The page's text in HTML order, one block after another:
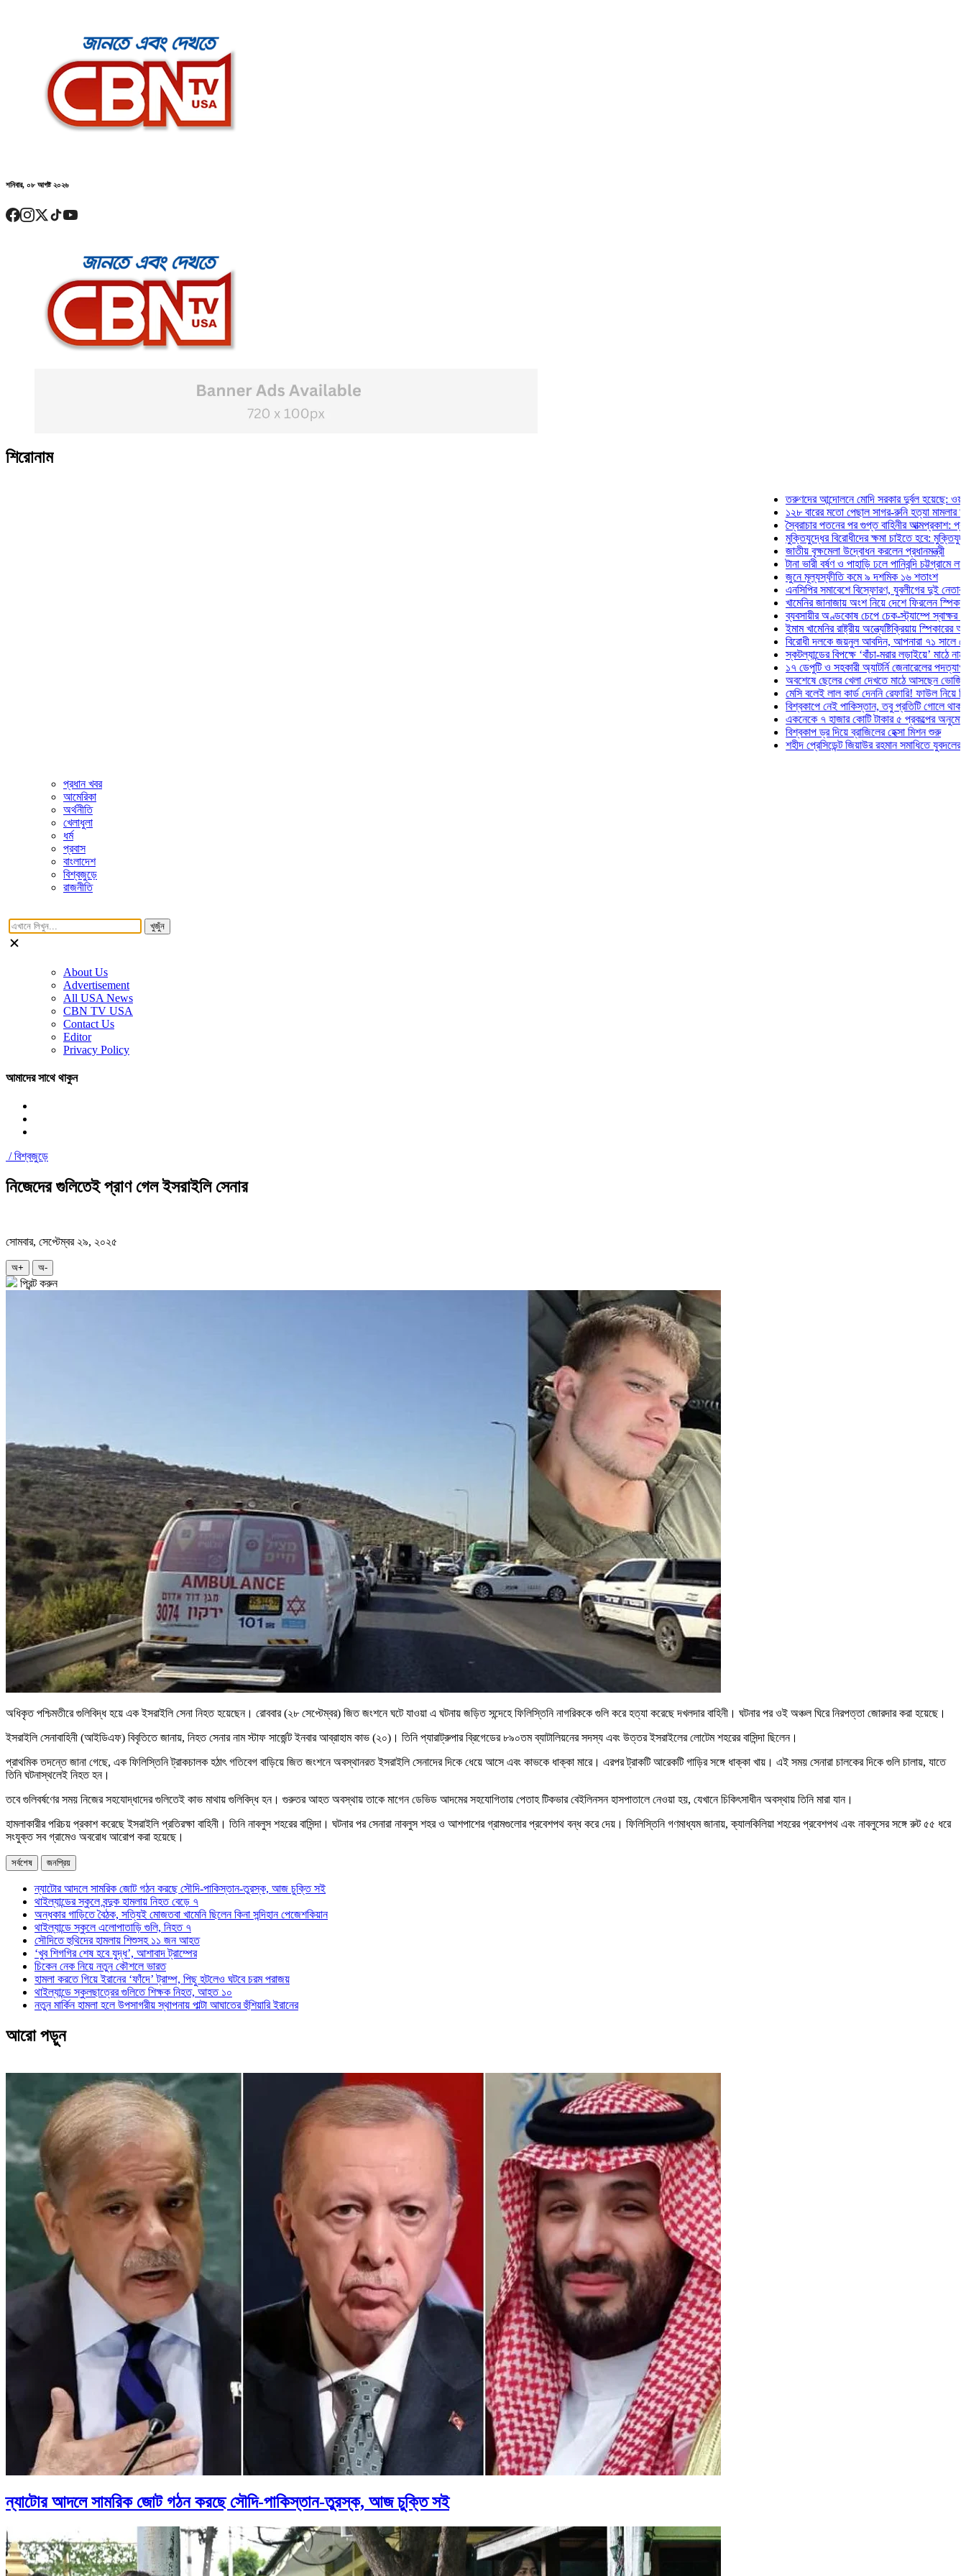
শনিবার, ০৮ আগষ্ট ২০২৬
শিরোনাম
তরুণদের আন্দোলনে মোদি সরকার দুর্বল হয়েছে: ওয়াংচুক
১২৮ বারের মতো পেছাল সাগর-রুনি হত্যা মামলার তদন্ত
স্বৈরাচার পতনের পর গুপ্ত বাহিনীর আত্মপ্রকাশ: প্রধানমন্ত্রী
মুক্তিযুদ্ধের বিরোধীদের ক্ষমা চাইতে হবে: মুক্তিযুদ্ধবিষয়ক
জাতীয় বৃক্ষমেলা উদ্বোধন করলেন প্রধানমন্ত্রী
টানা ভারী বর্ষণ ও পাহাড়ি ঢলে পানিবন্দি চট্টগ্রামে লাখো মানুষ
জুনে মূল্যস্ফীতি কমে ৯ দশমিক ১৬ শতাংশ
এনসিপির সমাবেশে বিস্ফোরণ, যুবলীগের দুই নেতাকর্মী
খামেনির জানাজায় অংশ নিয়ে দেশে ফিরলেন স্পিকার হাফিজ
ব্যবসায়ীর অণ্ডকোষ চেপে চেক-স্ট্যাম্পে স্বাক্ষর নিলেন
ইমাম খামেনির রাষ্ট্রীয় অন্ত্যেষ্টিক্রিয়ায় স্পিকারের অংশগ্রহণ
বিরোধী দলকে জয়নুল আবদিন, আপনারা ৭১ সালে কোথায়
স্কটল্যান্ডের বিপক্ষে ‘বাঁচা-মরার লড়াইয়ে’ মাঠে নামছে ব্রাজিল
১৭ ডেপুটি ও সহকারী অ্যাটর্নি জেনারেলের পদত্যাগ
অবশেষে ছেলের খেলা দেখতে মাঠে আসছেন ভোজিনহার মা
মেসি বলেই লাল কার্ড দেননি রেফারি! ফাউল নিয়ে বিতর্ক
বিশ্বকাপে নেই পাকিস্তান, তবু প্রতিটি গোলে থাকবে তাদের
একনেকে ৭ হাজার কোটি টাকার ৫ প্রকল্পের অনুমোদন
বিশ্বকাপ ড্র দিয়ে ব্রাজিলের হেক্সা মিশন শুরু
শহীদ প্রেসিডেন্ট জিয়াউর রহমান সমাধিতে যুবদলের শ্রদ্ধা
প্রধান খবর
আমেরিকা
অর্থনীতি
খেলাধুলা
ধর্ম
প্রবাস
বাংলাদেশ
বিশ্বজুড়ে
রাজনীতি
খুজুঁন
About Us
Advertisement
All USA News
CBN TV USA
Contact Us
Editor
Privacy Policy
আমাদের সাথে থাকুন
/বিশ্বজুড়ে
নিজেদের গুলিতেই প্রাণ গেল ইসরাইলি সেনার
সোমবার, সেপ্টেম্বর ২৯, ২০২৫
অ+ অ-
প্রিন্ট করুন
অধিকৃত পশ্চিমতীরে গুলিবিদ্ধ হয়ে এক ইসরাইলি সেনা নিহত হয়েছেন। রোববার (২৮ সেপ্টেম্বর) জিত জংশনে ঘটে যাওয়া এ ঘটনায় জড়িত সন্দেহে ফিলিস্তিনি নাগরিককে গুলি করে হত্যা করেছে দখলদার বাহিনী। ঘটনার পর ওই অঞ্চল ঘিরে নিরপত্তা জোরদার করা হয়েছে।
ইসরাইলি সেনাবাহিনী (আইডিএফ) বিবৃতিতে জানায়, নিহত সেনার নাম স্টাফ সার্জেন্ট ইনবার আব্রাহাম কাভ (২০)। তিনি প্যারাট্রুপার ব্রিগেডের ৮৯০তম ব্যাটালিয়নের সদস্য এবং উত্তর ইসরাইলের লোটেম শহরের বাসিন্দা ছিলেন।
প্রাথমিক তদন্তে জানা গেছে, এক ফিলিস্তিনি ট্রাকচালক হঠাৎ গতিবেগ বাড়িয়ে জিত জংশনে অবস্থানরত ইসরাইলি সেনাদের দিকে ধেয়ে আসে এবং কাভকে ধাক্কা মারে। এরপর ট্রাকটি আরেকটি গাড়ির সঙ্গে ধাক্কা খায়। এই সময় সেনারা চালকের দিকে গুলি চালায়, যাতে
তিনি ঘটনাস্থলেই নিহত হন।
তবে গুলিবর্ষণের সময় নিজের সহযোদ্ধাদের গুলিতেই কাভ মাথায় গুলিবিদ্ধ হন। গুরুতর আহত অবস্থায় তাকে মাগেন ডেভিড আদমের সহযোগিতায় পেতাহ টিকভার বেইলিনসন হাসপাতালে নেওয়া হয়, যেখানে চিকিৎসাধীন অবস্থায় তিনি মারা যান।
হামলাকারীর পরিচয় প্রকাশ করেছে ইসরাইলি প্রতিরক্ষা বাহিনী। তিনি নাবলুস শহরের বাসিন্দা। ঘটনার পর সেনারা নাবলুস শহর ও আশপাশের গ্রামগুলোর প্রবেশপথ বন্ধ করে দেয়। ফিলিস্তিনি গণমাধ্যম জানায়, ক্যালকিলিয়া শহরের প্রবেশপথ এবং নাবলুসের সঙ্গে রুট ৫৫ ধরে
সংযুক্ত সব গ্রামেও অবরোধ আরোপ করা হয়েছে।
সর্বশেষ জনপ্রিয়
ন্যাটোর আদলে সামরিক জোট গঠন করছে সৌদি-পাকিস্তান-তুরস্ক, আজ চুক্তি সই
থাইল্যান্ডের স্কুলে বন্দুক হামলায় নিহত বেড়ে ৭
অন্ধকার গাড়িতে বৈঠক, সত্যিই মোজতবা খামেনি ছিলেন কিনা সন্দিহান পেজেশকিয়ান
থাইল্যান্ডে স্কুলে এলোপাতাড়ি গুলি, নিহত ৭
সৌদিতে হুথিদের হামলায় শিশুসহ ১১ জন আহত
‘খুব শিগগির শেষ হবে যুদ্ধ’, আশাবাদ ট্রাম্পের
চিকেন নেক নিয়ে নতুন কৌশলে ভারত
হামলা করতে গিয়ে ইরানের ‘ফাঁদে’ ট্রাম্প, পিছু হটলেও ঘটবে চরম পরাজয়
থাইল্যান্ডে স্কুলছাত্রের গুলিতে শিক্ষক নিহত, আহত ১০
নতুন মার্কিন হামলা হলে উপসাগরীয় স্থাপনায় পাল্টা আঘাতের হুঁশিয়ারি ইরানের
আরো পড়ুন
ন্যাটোর আদলে সামরিক জোট গঠন করছে সৌদি-পাকিস্তান-তুরস্ক, আজ চুক্তি সই